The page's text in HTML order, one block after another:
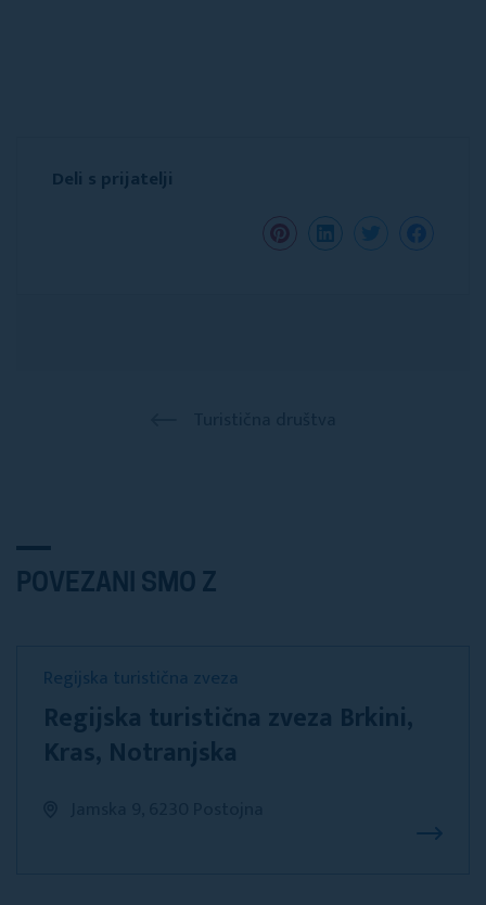
Deli s prijatelji
POVEZANI SMO Z
Regijska turistična zveza
Regijska turistična zveza Brkini,
Kras, Notranjska